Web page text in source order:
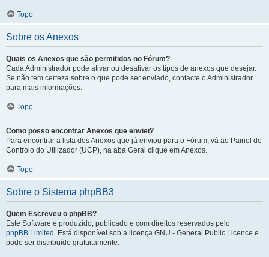
Topo
Sobre os Anexos
Quais os Anexos que são permitidos no Fórum?
Cada Administrador pode ativar ou desativar os tipos de anexos que desejar.
Se não tem certeza sobre o que pode ser enviado, contacte o Administrador
para mais informações.
Topo
Como posso encontrar Anexos que enviei?
Para encontrar a lista dos Anexos que já enviou para o Fórum, vá ao Painel de
Controlo do Utilizador (UCP), na aba Geral clique em Anexos.
Topo
Sobre o Sistema phpBB3
Quem Escreveu o phpBB?
Este Software é produzido, publicado e com direitos reservados pelo
phpBB Limited . Está disponível sob a licença GNU - General Public Licence e
pode ser distribuído gratuitamente.